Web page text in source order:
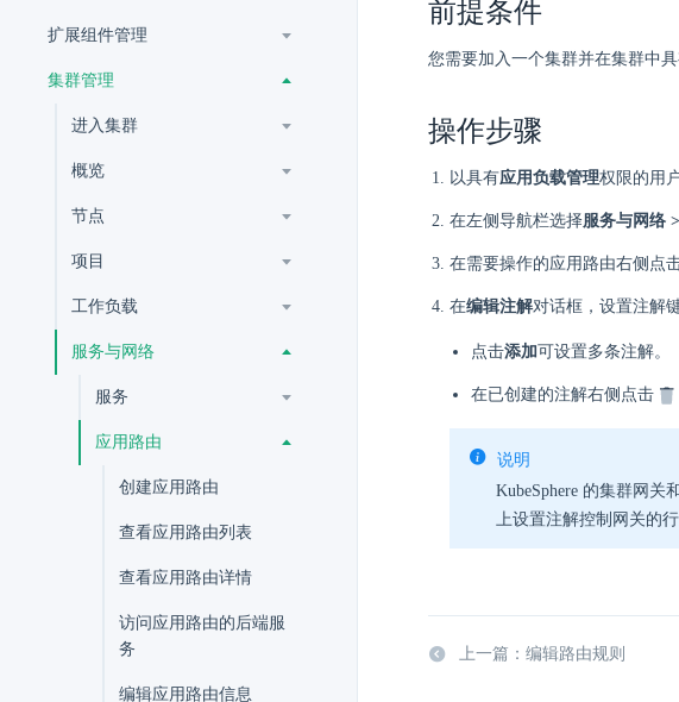
扩展组件管理
集群管理
进入集群
概览
节点
项目
工作负载
服务与网络
服务
应用路由
创建应用路由
查看应用路由列表
查看应用路由详情
访问应用路由的后端服
务
编辑应用路由信息
前提条件
您需要加入一个集群并在集群中
操作步骤
以具有应用负载管理权限的用
在左侧导航栏选择服务与网络
在需要操作的应用路由右侧点
在编辑注解对话框，设置注解
点击添加可设置多条注解。
在已创建的注解右侧点击
说明
KubeSphere 的集群网关
上设置注解控制网关的
上一篇：编辑路由规则